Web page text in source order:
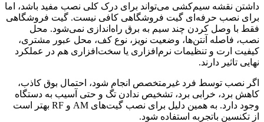
داشتن نقشه سیم‌کشی می‌تواند برای درک کلی نصب مفید باشد، اما
برای نصب حرفه‌ای گیت فروشگاهی کافی نیست. گیت فروشگاهی
فقط با وصل کردن چند سیم به برق راه‌اندازی نمی‌شود. محل
نصب، فاصله آنتن‌ها، وضعیت نویز، نوع کف، محل عبور مشتری،
کیفیت ارت و تنظیمات نرم‌افزاری یا سخت‌افزاری هم در عملکرد
نهایی تاثیر دارند.
اگر نصب توسط فرد غیرمتخصص انجام شود، احتمال بوق کاذب،
کاهش برد، خرابی برد، تشخیص ندادن تگ و حتی آسیب به دستگاه
وجود دارد. به همین دلیل برای نصب گیت‌های AM و RF بهتر است
از تکنسین باتجربه استفاده شود.